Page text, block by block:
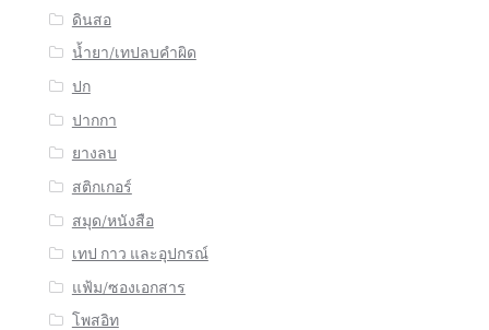
ดินสอ
น้ำยา/เทปลบคำผิด
ปก
ปากกา
ยางลบ
สติกเกอร์
สมุด/หนังสือ
เทป กาว และอุปกรณ์
แฟ้ม/ซองเอกสาร
โพสอิท